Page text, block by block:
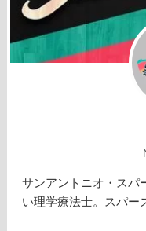
サンアントニオ・スパ
い理学療法士。スパー